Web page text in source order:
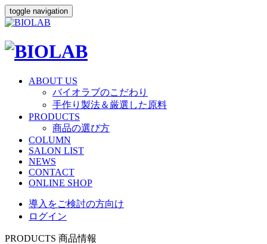
toggle navigation
ABOUT US
バイオラブのこだわり
手作り製法＆厳選した原料
PRODUCTS
商品の選び方
COLUMN
SALON LIST
NEWS
CONTACT
ONLINE SHOP
導入をご検討の方向け
ログイン
PRODUCTS 商品情報